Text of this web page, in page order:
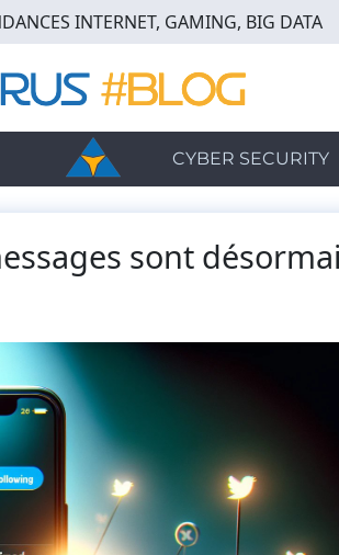
INTERNET, GAMING, BIG DATA
CYBER SECURITY
sont